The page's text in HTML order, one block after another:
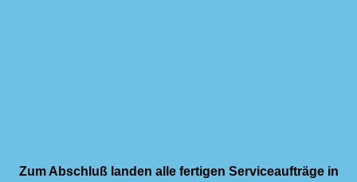
Zum Abschluß landen alle fertigen Serviceaufträge in